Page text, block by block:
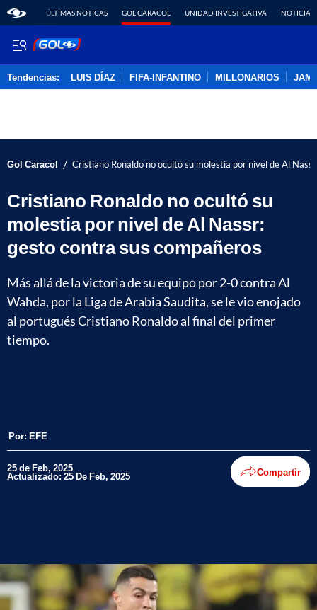
ÚLTIMAS NOTICAS GOL CARACOL UNIDAD INVESTIGATIVA NOTICIAS
Tendencias: LUIS DÍAZ FIFA-INFANTINO MILLONARIOS
Gol Caracol / Cristiano Ronaldo no ocultó su molestia por nivel de Al
Cristiano Ronaldo no ocultó su
molestia por nivel de Al Nassr:
gesto contra sus compañeros
Más allá de la victoria de su equipo por 2-0 contra Al
Wahda, por la Liga de Arabia Saudita, se le vio enojado
al portugués Cristiano Ronaldo al final del primer
tiempo.
Por: EFE
25 de Feb, 2025
Actualizado: 25 De Feb, 2025 Compartir